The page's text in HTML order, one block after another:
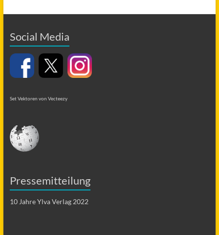
Social Media
Set Vektoren von Vecteezy
Pressemitteilung
10 Jahre Ylva Verlag 2022